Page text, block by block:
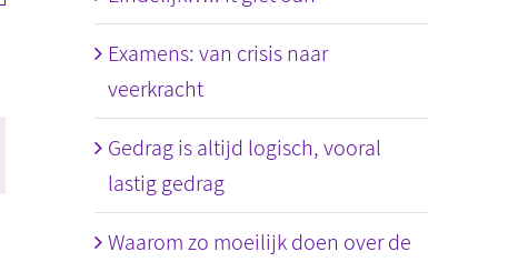
Examens: van crisis naar
veerkracht
Gedrag is altijd logisch, vooral
lastig gedrag
Waarom zo moeilijk doen over de